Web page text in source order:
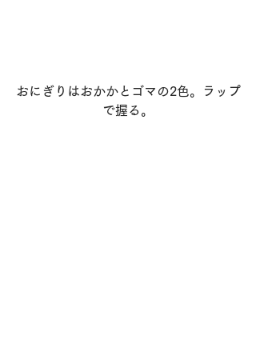
おにぎりはおかかとゴマの2色。ラップ
で握る。